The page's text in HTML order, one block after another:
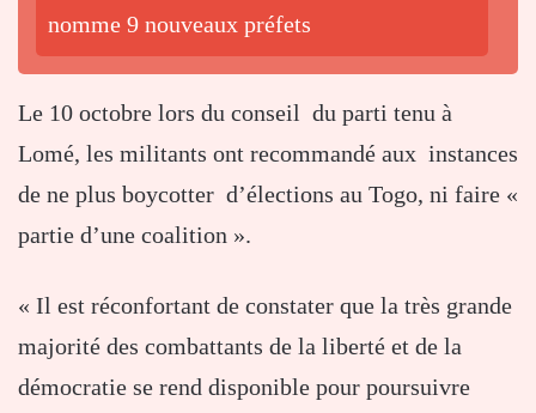
nomme 9 nouveaux préfets
Le 10 octobre lors du conseil du parti tenu à
Lomé, les militants ont recommandé aux instances
de ne plus boycotter d’élections au Togo, ni faire «
partie d’une coalition ».
« Il est réconfortant de constater que la très grande
majorité des combattants de la liberté et de la
démocratie se rend disponible pour poursuivre